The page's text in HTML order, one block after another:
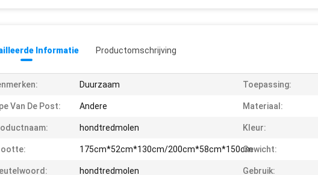
Informatie Productomschrijving
Duurzaam Toepassing:
Van De Post: Andere Materiaal:
hondtredmolen Kleur:
175cm*52cm*130cm/200cm*58cm*150cmGewicht:
hondtredmolen Gebruik: